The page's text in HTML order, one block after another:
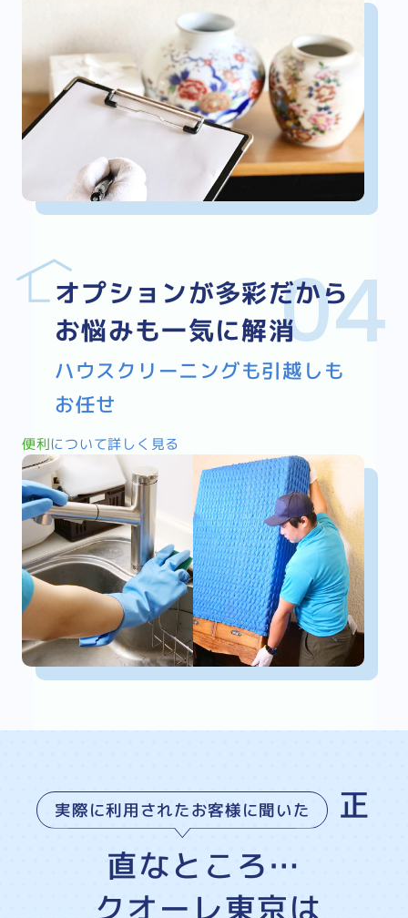
オプションが多彩だから
お悩みも一気に解消
ハウスクリーニングも引越しも
お任せ
便利について詳しく見る
実際に利用されたお客様に聞いた
正
直なところ…
クオーレ東京は